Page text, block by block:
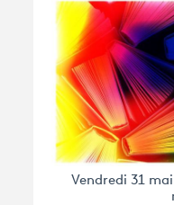
Vendredi 31